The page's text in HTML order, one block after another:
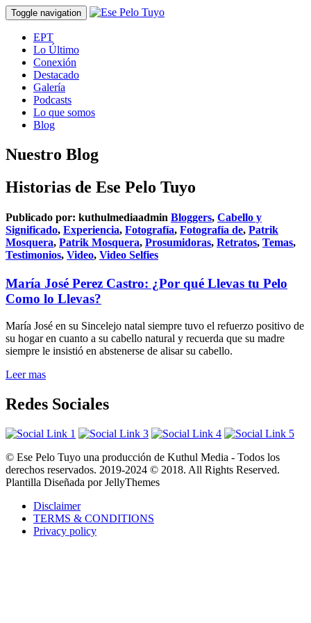
Toggle navigation
EPT
Lo Último
Conexión
Destacado
Galería
Podcasts
Lo que somos
Blog
Nuestro Blog
Historias de Ese Pelo Tuyo
Publicado por: kuthulmediaadmin Bloggers, Cabello y
Significado, Experiencia, Fotografía, Fotografía de, Patrik
Mosquera, Patrik Mosquera, Prosumidoras, Retratos, Temas,
Testimonios, Video, Video Selfies
María José Perez Castro: ¿Por qué Llevas tu Pelo
Como lo Llevas?
María José en su Sincelejo natal siempre tuvo el refuerzo positivo de
su hogar en cuanto a su cabello natural y recuerda que su madre
siempre le insistió en abstenerse de alisar su cabello.
Leer mas
Redes Sociales
© Ese Pelo Tuyo una producción de Kuthul Media - Todos los
derechos reservados. 2019-2024 © 2018. All Rights Reserved.
Plantilla Diseñada por JellyThemes
Disclaimer
TERMS & CONDITIONS
Privacy policy